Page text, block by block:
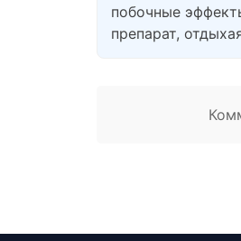
побочные
препарат,